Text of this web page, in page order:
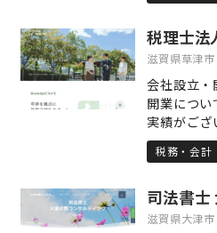
人の問題か
倒産処理と
現と利益の
ていただき
めて相談さ
容，個人・
については
りますの
（その後
別）となり
税理士
滋賀県草津市
会社設立・
開業につ
実績がござ
ッフがご対
価格のサー
事務所は
税務・会計
滋賀県大津市